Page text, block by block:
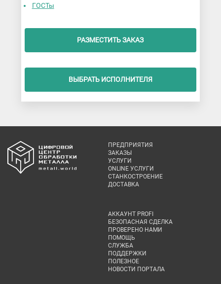
ГОСТы
РАЗМЕСТИТЬ ЗАКАЗ
ВЫБРАТЬ ИСПОЛНИТЕЛЯ
ПРЕДПРИЯТИЯ
ЗАКАЗЫ
УСЛУГИ
ONLINE УСЛУГИ
СТАНКОСТРОЕНИЕ
ДОСТАВКА
АККАУНТ PROFI
БЕЗОПАСНАЯ СДЕЛКА
ПРОВЕРЕНО НАМИ
ПОМОЩЬ
СЛУЖБА
ПОДДЕРЖКИ
ПОЛЕЗНОЕ
НОВОСТИ ПОРТАЛА